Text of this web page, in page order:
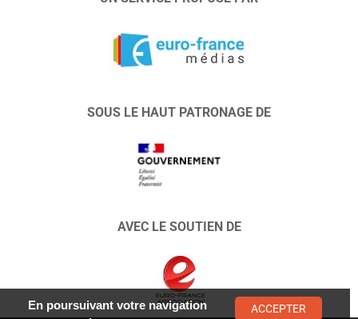
SOUS LE HAUT PATRONAGE DE
AVEC LE SOUTIEN DE
En poursuivant votre navigation
ACCEPTER